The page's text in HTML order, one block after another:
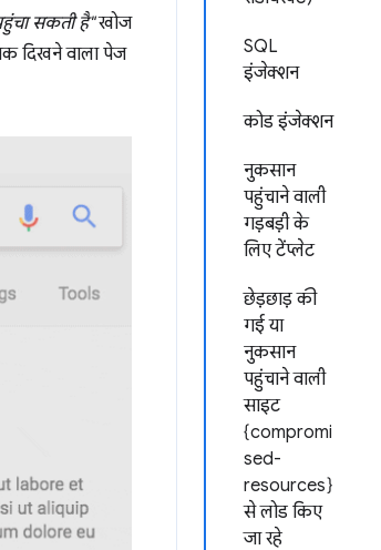
SQL
इंजेक्शन
कोड इंजेक्शन
नुकसान
पहुंचाने वाली
गड़बड़ी के
लिए टेंप्लेट
छेड़छाड़ की
गई या
नुकसान
पहुंचाने वाली
साइट
{compromi
sed-
resources}
से लोड किए
जा रहे
सकती है"खोज
दिखने वाला पेज